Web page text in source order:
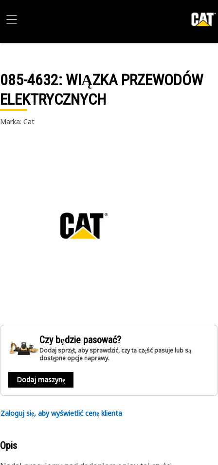
085-4632: WIĄZKA PRZEWODÓW
ELEKTRYCZNYCH
Marka: Cat
Czy będzie pasować?
Dodaj sprzęt, aby sprawdzić, czy ta część pasuje lub są
dostępne opcje naprawy.
Dodaj maszynę
Zaloguj się, aby wyświetlić cenę klienta
Opis